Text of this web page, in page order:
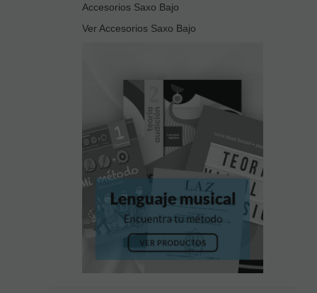
Accesorios Saxo Bajo
Ver Accesorios Saxo Bajo